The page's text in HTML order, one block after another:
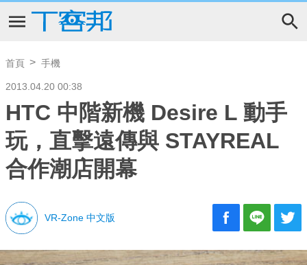
首頁 手機
2013.04.20 00:38
HTC 中階新機 Desire L 動手
玩，直擊遠傳與 STAYREAL
合作潮店開幕
VR-Zone 中文版